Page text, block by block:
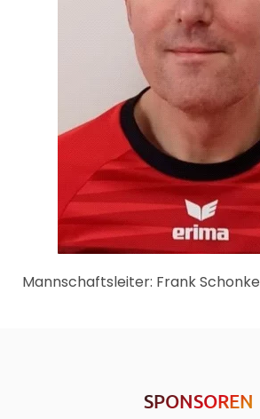
Mannschaftsleiter: Frank Schonke
SPONSOREN